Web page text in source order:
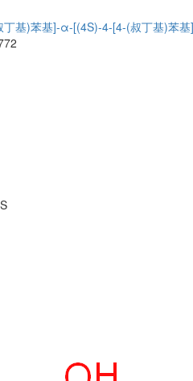
)苯基]-α-[(4S)-4-[4-(叔丁基)苯基]-